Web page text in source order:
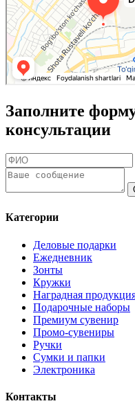
Заполните
консультации
Категории
Деловые подарки
Ежедневник
Зонты
Кружки
Наградная
Подарочные наборы
Премиум сувенир
Промо-сувениры
Ручки
Сумки и папки
Электроника
Контакты